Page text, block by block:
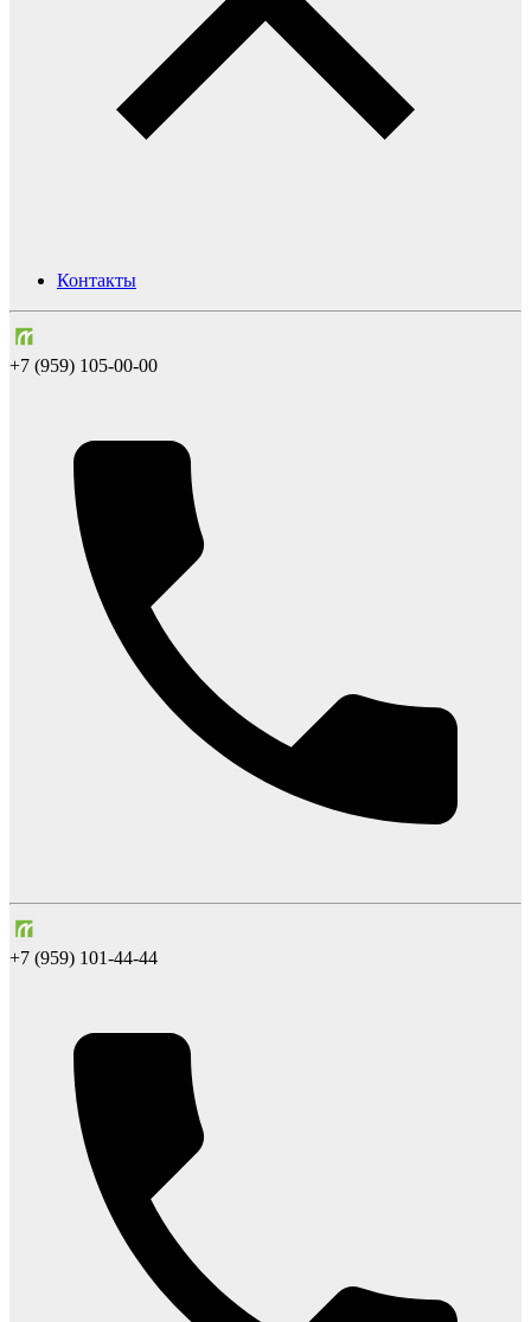
Контакты
+7 (959) 105-00-00
+7 (959) 101-44-44